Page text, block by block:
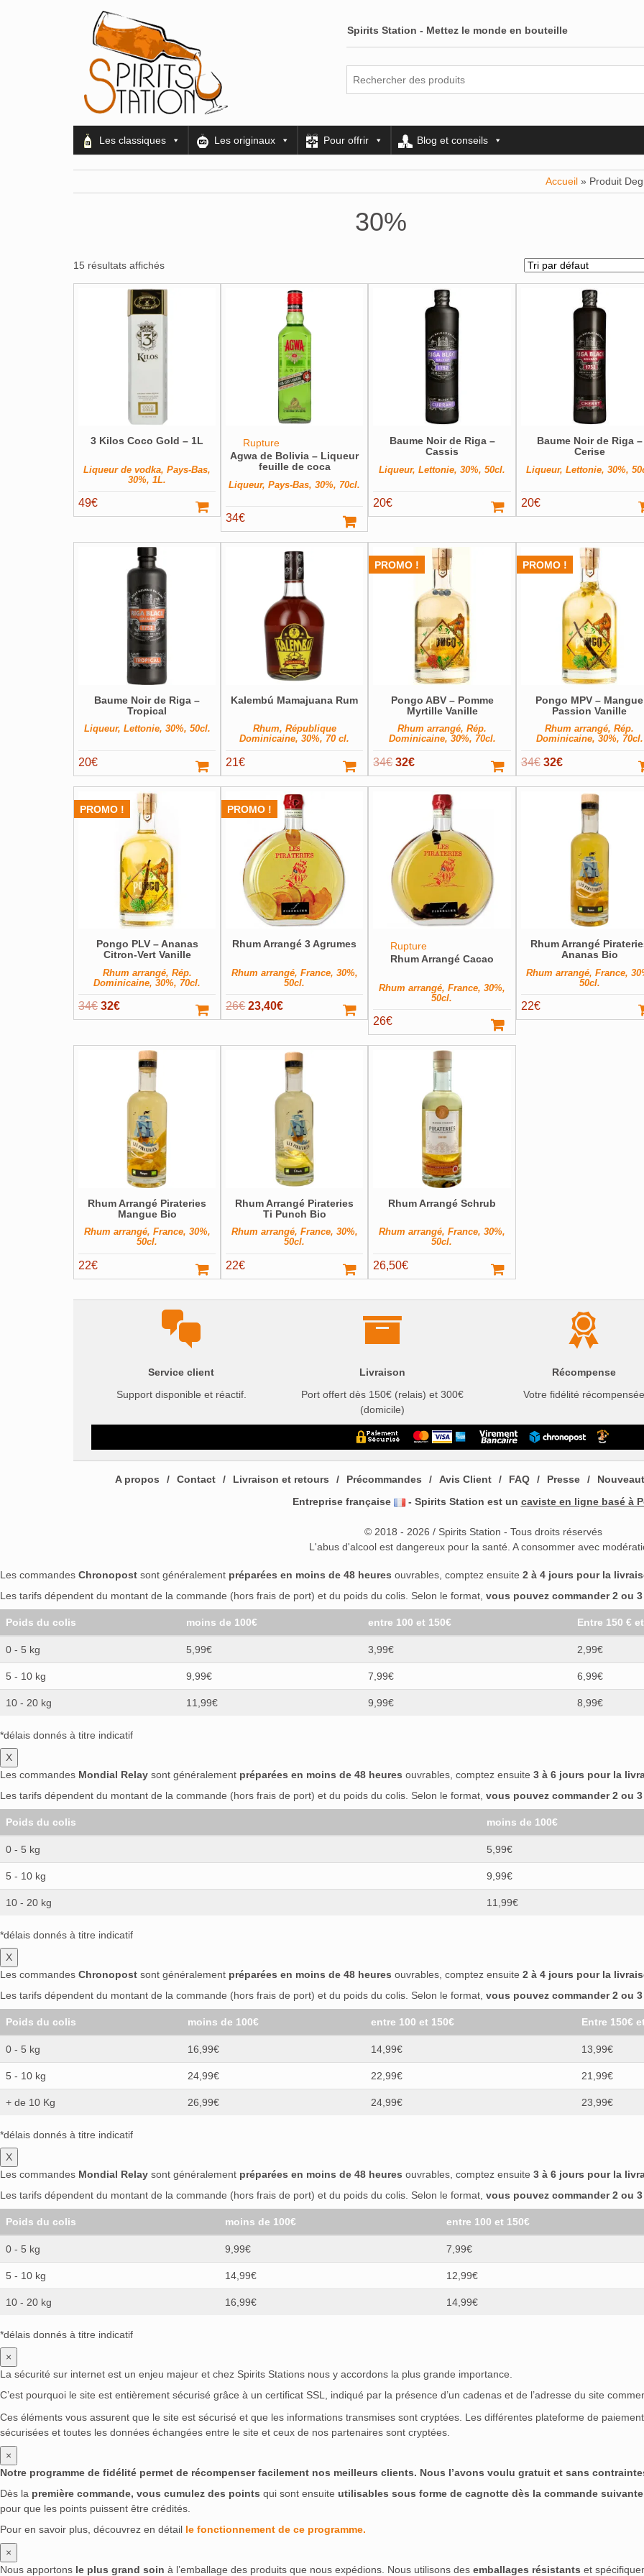
Spirits Station - Mettez le monde en bouteille
Les classiques Les originaux Pour offrir Blog et conseils
Accueil » Produit
30%
15 résultats affichés
3 Kilos Coco Gold – 1L
Liqueur de vodka, Pays-Bas,
30%, 1L.
49€
Rupture
Agwa de Bolivia – Liqueur
feuille de coca
Liqueur, Pays-Bas, 30%, 70cl.
34€
Baume Noir de Riga –
Cassis
Liqueur, Lettonie, 30%, 50cl.
20€
Baume Noir de Riga –
Cerise
Liqueur, Lettonie, 30%,
20€
Baume Noir de Riga –
Tropical
Liqueur, Lettonie, 30%, 50cl.
20€
Kalembú Mamajuana Rum
Rhum, République
Dominicaine, 30%, 70 cl.
21€
PROMO !
Pongo ABV – Pomme
Myrtille Vanille
Rhum arrangé, Rép.
Dominicaine, 30%, 70cl.
34€ Le
prix
32€Le
prix
actuel
est :
32€.
PROMO !
Pongo MPV – Mangue
Passion Vanille
Rhum arrangé, Rép.
Dominicaine, 30%, 70cl.
34€ Le
prix
32€Le
prix
actuel
est :
32€.
PROMO !
Pongo PLV – Ananas
Citron-Vert Vanille
Rhum arrangé, Rép.
Dominicaine, 30%, 70cl.
34€ Le
prix
32€Le
prix
est :
32€.
PROMO !
Rhum Arrangé 3 Agrumes
Rhum arrangé, France, 30%,
50cl.
26€ Le
prix
23,40€Le
prix
est :
23,40€.
Rupture
Rhum Arrangé Cacao
Rhum arrangé, France, 30%,
50cl.
26€
Rhum Arrangé
Ananas Bio
Rhum arrangé, France,
50cl.
22€
Rhum Arrangé Pirateries
Mangue Bio
Rhum arrangé, France, 30%,
50cl.
22€
Rhum Arrangé Pirateries
Ti Punch Bio
Rhum arrangé, France, 30%,
50cl.
22€
Rhum Arrangé Schrub
Rhum arrangé, France, 30%,
50cl.
26,50€
Service client
Support disponible et réactif.
Livraison
Port offert dès 150€ (relais) et 300€
(domicile)
Récompense
Votre fidélité récompensée
A propos Contact Livraison et retours Précommandes Avis Client FAQ Presse
Entreprise française
- Spirits Station est un caviste en ligne basé à
© 2018 - 2026 / Spirits Station - Tous droits réservés
L'abus d'alcool est dangereux pour la santé. A consommer avec
Les commandes Chronopost sont généralement préparées en moins de 48 heures ouvrables, comptez ensuite 2 à 4 jours pour la
Les tarifs dépendent du montant de la commande (hors frais de port) et du poids du colis. Selon le format, vous pouvez commander 2 ou
Poids du colis moins de 100€ entre 100 et 150€ Entre 150 €
0 - 5 kg 5,99€ 3,99€ 2,99€
5 - 10 kg 9,99€ 7,99€ 6,99€
10 - 20 kg 11,99€ 9,99€ 8,99€
*délais donnés à titre indicatif
X
Les commandes Mondial Relay sont généralement préparées en moins de 48 heures ouvrables, comptez ensuite 3 à 6 jours pour la
Les tarifs dépendent du montant de la commande (hors frais de port) et du poids du colis. Selon le format, vous pouvez commander 2 ou
Poids du colis moins de 100€
0 - 5 kg 5,99€
5 - 10 kg 9,99€
10 - 20 kg 11,99€
*délais donnés à titre indicatif
X
Les commandes Chronopost sont généralement préparées en moins de 48 heures ouvrables, comptez ensuite 2 à 4 jours pour la
Les tarifs dépendent du montant de la commande (hors frais de port) et du poids du colis. Selon le format, vous pouvez commander 2 ou
Poids du colis moins de 100€ entre 100 et 150€ Entre 150€
0 - 5 kg 16,99€ 14,99€ 13,99€
5 - 10 kg 24,99€ 22,99€ 21,99€
+ de 10 Kg 26,99€ 24,99€ 23,99€
*délais donnés à titre indicatif
X
Les commandes Mondial Relay sont généralement préparées en moins de 48 heures ouvrables, comptez ensuite 3 à 6 jours pour la
Les tarifs dépendent du montant de la commande (hors frais de port) et du poids du colis. Selon le format, vous pouvez commander 2 ou
Poids du colis moins de 100€ entre 100 et 150€
0 - 5 kg 9,99€ 7,99€
5 - 10 kg 14,99€ 12,99€
10 - 20 kg 16,99€ 14,99€
*délais donnés à titre indicatif
×
La sécurité sur internet est un enjeu majeur et chez Spirits Stations nous y accordons la plus grande importance.
C’est pourquoi le site est entièrement sécurisé grâce à un certificat SSL, indiqué par la présence d’un cadenas et de l’adresse du site
Ces éléments vous assurent que le site est sécurisé et que les informations transmises sont cryptées. Les différentes plateforme de
sécurisées et toutes les données échangées entre le site et ceux de nos partenaires sont cryptées.
×
Notre programme de fidélité permet de récompenser facilement nos meilleurs clients. Nous l’avons voulu gratuit et sans
Dès la première commande, vous cumulez des points qui sont ensuite utilisables sous forme de cagnotte dès la commande suivante
pour que les points puissent être crédités.
Pour en savoir plus, découvrez en détail le fonctionnement de ce programme.
×
Nous apportons le plus grand soin à l’emballage des produits que nous expédions. Nous utilisons des emballages résistants et